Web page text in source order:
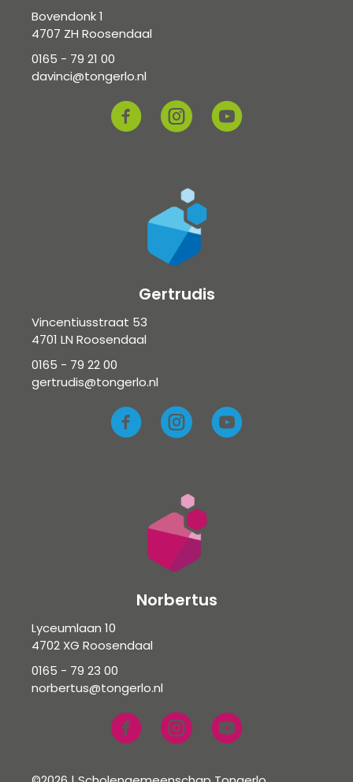
Bovendonk 1
4707 ZH Roosendaal
0165 - 79 21 00
davinci@tongerlo.nl
Gertrudis
Vincentiusstraat 53
4701 LN Roosendaal
0165 - 79 22 00
gertrudis@tongerlo.nl
Norbertus
Lyceumlaan 10
4702 XG Roosendaal
0165 - 79 23 00
norbertus@tongerlo.nl